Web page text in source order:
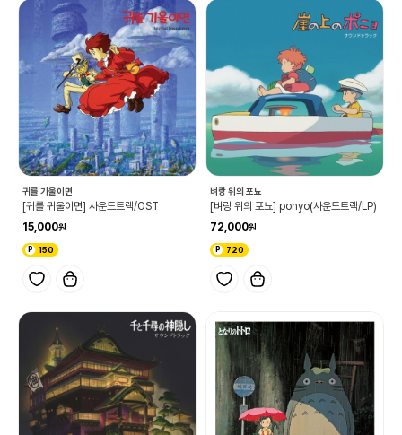
귀를 기울이면
[귀를 귀울이면] 사운드트랙/OST
15,000
150
벼랑 위의 포뇨
[벼랑 위의 포뇨] ponyo(사운드트랙/LP)
72,000
720